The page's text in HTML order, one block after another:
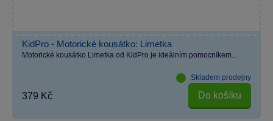
KidPro - Motorické kousátko: Limetka
Motorické kousátko Limetka od KidPro je ideálním pomocníkem...
Skladem prodejny
379 Kč Do košíku